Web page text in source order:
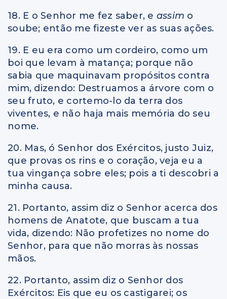
18. E o Senhor me fez saber, e assim o
soube; então me fizeste ver as suas ações.
19. E eu era como um cordeiro, como um
boi que levam à matança; porque não
sabia que maquinavam propósitos contra
mim, dizendo: Destruamos a árvore com o
seu fruto, e cortemo-lo da terra dos
viventes, e não haja mais memória do seu
nome.
20. Mas, ó Senhor dos Exércitos, justo Juiz,
que provas os rins e o coração, veja eu a
tua vingança sobre eles; pois a ti descobri a
minha causa.
21. Portanto, assim diz o Senhor acerca dos
homens de Anatote, que buscam a tua
vida, dizendo: Não profetizes no nome do
Senhor, para que não morras às nossas
mãos.
22. Portanto, assim diz o Senhor dos
Exércitos: Eis que eu os castigarei; os